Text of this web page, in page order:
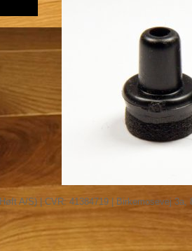
A/S) | CVR: 41384719 | Birkemosevej